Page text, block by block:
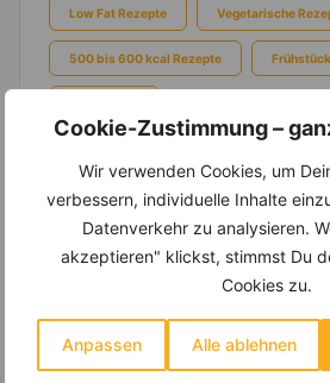
Cookie-Zustimmung –
Wir verwenden Cookies, um
verbessern, individuelle Inhalte
Datenverkehr zu analysieren.
akzeptieren" klickst, stimmst Du
Cookies zu.
Anpassen Alle ablehnen
Low Fat Rezepte Vegetarische
500 bis 600 kcal Rezepte
Ein Ernährungsplan auf Dich
abgestimmt nur mit Deinen
eigenen Rezepten?
Erstelle Dir Deinen eigenen, individuellen
Ernährungsplan nur mit Deinen
Lieblingsrezepten auf Basis des gesamten